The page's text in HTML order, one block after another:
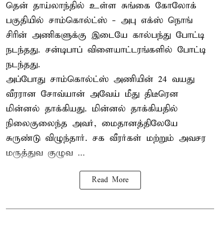
தென் தாய்லாந்தில் உள்ள சுங்கை கோலோக்
பகுதியில் சாம்கொல்ட்ஸ் - அபு எக்ஸ் நொங்
சிரின் அணிகளுக்கு இடையே கால்பந்து போட்டி
நடந்தது. சன்டிபாப் விளையாட்டரங்களில் போட்டி
நடந்தது.
அப்போது சாம்கொல்ட்ஸ் அணியின் 24 வயது
வீரரான சோவ்யான் அவேய் மீது திடீரென
மின்னல் தாக்கியது. மின்னல் தாக்கியதில்
நிலைகுலைந்த அவர், மைதானத்திலேயே
சுருண்டு விழுந்தார். சக வீரர்கள் மற்றும் அவசர
மருத்துவ குழுவ ...
Read More